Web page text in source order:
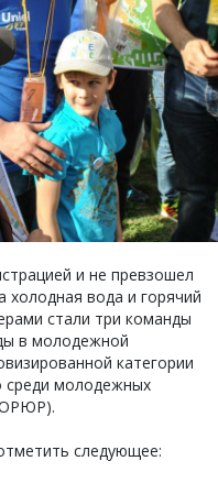
и не превзошел
холодная вода и горячий
стали три команды
в молодежной
категории
молодежных
следующее: